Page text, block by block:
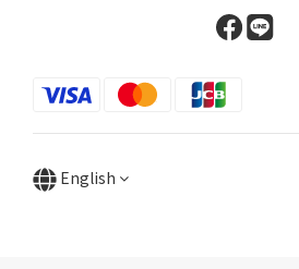
English